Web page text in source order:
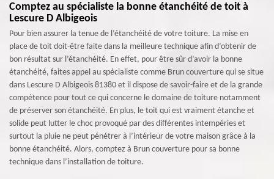
Comptez au spécialiste la bonne étanchéité de toit à
Lescure D Albigeois
Pour bien assurer la tenue de l’étanchéité de votre toiture. La mise en
place de toit doit-être faite dans la meilleure technique afin d’obtenir de
bon résultat sur l’étanchéité. En effet, pour être sûr d’avoir la bonne
étanchéité, faites appel au spécialiste comme Brun couverture qui se situe
dans Lescure D Albigeois 81380 et il dispose de savoir-faire et de la grande
compétence pour tout ce qui concerne le domaine de toiture notamment
de préserver son étanchéité. En plus, le toit qui est vraiment étanche et
solide peut lutter le choc provoqué par des différentes intempéries et
surtout la pluie ne peut pénétrer à l’intérieur de votre maison grâce à la
bonne étanchéité. Alors, comptez à Brun couverture pour sa bonne
technique dans l’installation de toiture.